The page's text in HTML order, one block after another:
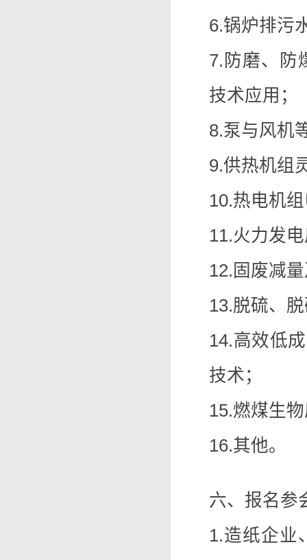
6.锅炉排污
7.防磨、防
技术应用；
8.泵与风机
9.供热机组
10.热电机
11.火力发
12.固废减
13.脱硫、
14.高效低
技术；
15.燃煤生
16.其他。
六、报名参
1.造纸企业